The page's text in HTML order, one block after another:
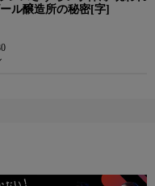
ル醸造所の秘密[字]